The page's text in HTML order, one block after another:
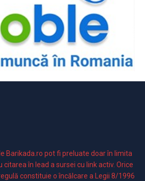
Barikada.ro pot fi preluate doar în limita
citarea în lead a sursei cu link activ. Orice
constituie o încălcare a Legii 8/1996